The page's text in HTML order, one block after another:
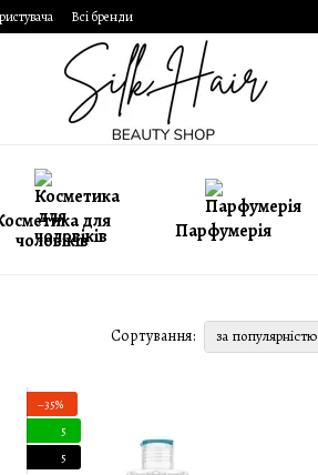
Всі бренди
для
чоловіків
Парфумерія
Сортування: за популярністю
−35%
5
5